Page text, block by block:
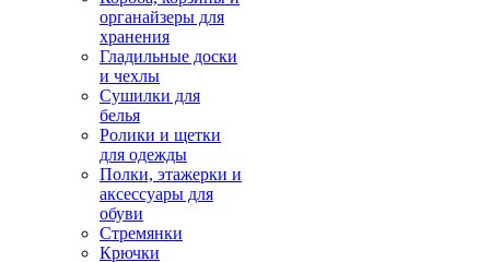
органайзеры для
хранения
Гладильные доски
и чехлы
Сушилки для
белья
Ролики и щетки
для одежды
Полки, этажерки и
аксессуары для
обуви
Стремянки
Крючки